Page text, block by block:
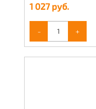
1 027руб.
- +